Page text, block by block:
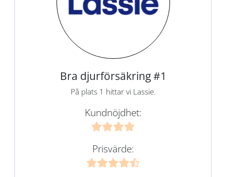
Bra djurförsäkring #1
På plats 1 hittar vi Lassie.
Kundnöjdhet:
Prisvärde: